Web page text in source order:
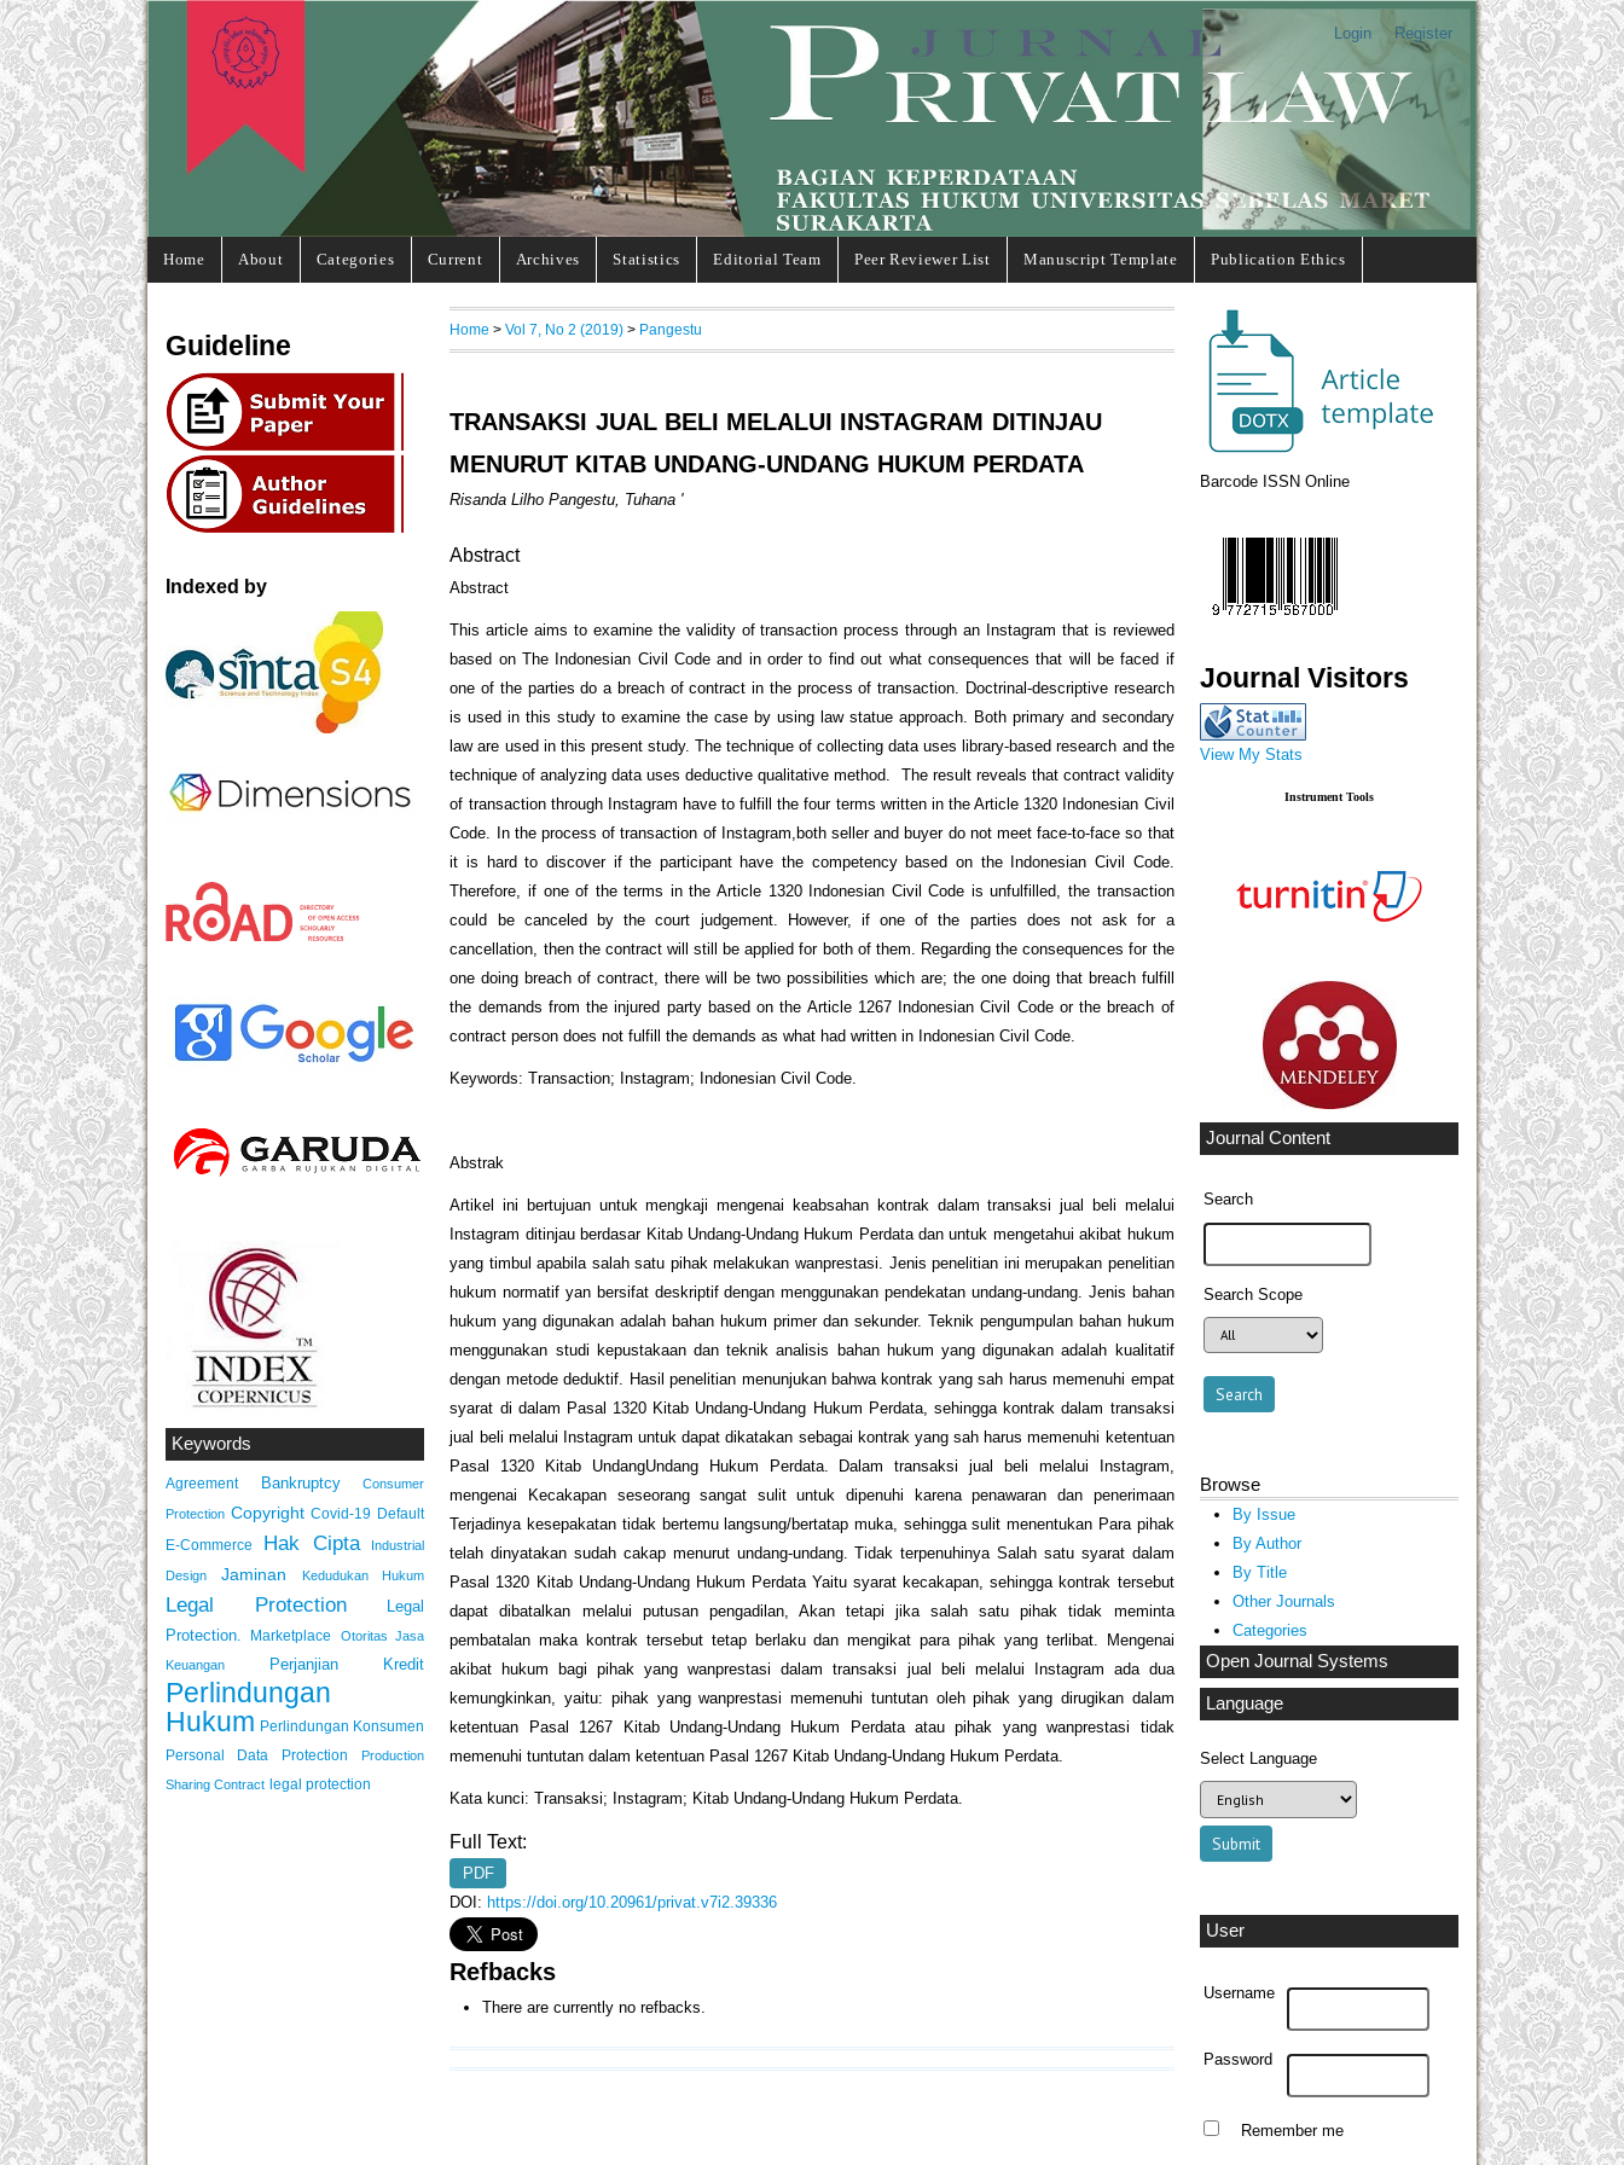
Login Register
Home About Categories Current Archives Statistics Editorial Team Peer Reviewer List Manuscript Template Publication Ethics
Barcode ISSN Online
Journal Visitors
View My Stats
Instrument Tools
Journal Content
Search
Search Scope
Browse
By Issue
By Author
By Title
Other Journals
Categories
Open Journal Systems
Language
Select Language
User
Username
Password
Remember me
Guideline
Indexed by
Keywords
Agreement Bankruptcy Consumer
Protection Copyright Covid-19 Default
E-Commerce
Hak Cipta Industrial
Design Jaminan Kedudukan Hukum
Legal Protection
Legal
Protection.
Marketplace
Otoritas Jasa
Keuangan
Perjanjian Kredit
Perlindungan
Hukum Perlindungan Konsumen
Personal Data Protection
Production
Sharing Contract legal protection
Home >Vol 7, No 2 (2019) > Pangestu
TRANSAKSI JUAL BELI MELALUI INSTAGRAM DITINJAU
MENURUT KITAB UNDANG-UNDANG HUKUM PERDATA
Risanda Lilho Pangestu, Tuhana '
Abstract
Abstract
This article aims to examine the validity of transaction process through an Instagram that is reviewed
based on The Indonesian Civil Code and in order to find out what consequences that will be faced if
one of the parties do a breach of contract in the process of transaction. Doctrinal-descriptive research
is used in this study to examine the case by using law statue approach. Both primary and secondary
law are used in this present study. The technique of collecting data uses library-based research and the
technique of analyzing data uses deductive qualitative method. The result reveals that contract validity
of transaction through Instagram have to fulfill the four terms written in the Article 1320 Indonesian Civil
Code. In the process of transaction of Instagram,both seller and buyer do not meet face-to-face so that
it is hard to discover if the participant have the competency based on the Indonesian Civil Code.
Therefore, if one of the terms in the Article 1320 Indonesian Civil Code is unfulfilled, the transaction
could be canceled by the court judgement. However, if one of the parties does not ask for a
cancellation, then the contract will still be applied for both of them. Regarding the consequences for the
one doing breach of contract, there will be two possibilities which are; the one doing that breach fulfill
the demands from the injured party based on the Article 1267 Indonesian Civil Code or the breach of
contract person does not fulfill the demands as what had written in Indonesian Civil Code.
Keywords: Transaction; Instagram; Indonesian Civil Code.
Abstrak
Artikel ini bertujuan untuk mengkaji mengenai keabsahan kontrak dalam transaksi jual beli melalui
Instagram ditinjau berdasar Kitab Undang-Undang Hukum Perdata dan untuk mengetahui akibat hukum
yang timbul apabila salah satu pihak melakukan wanprestasi. Jenis penelitian ini merupakan penelitian
hukum normatif yan bersifat deskriptif dengan menggunakan pendekatan undang-undang. Jenis bahan
hukum yang digunakan adalah bahan hukum primer dan sekunder. Teknik pengumpulan bahan hukum
menggunakan studi kepustakaan dan teknik analisis bahan hukum yang digunakan adalah kualitatif
dengan metode deduktif. Hasil penelitian menunjukan bahwa kontrak yang sah harus memenuhi empat
syarat di dalam Pasal 1320 Kitab Undang-Undang Hukum Perdata, sehingga kontrak dalam transaksi
jual beli melalui Instagram untuk dapat dikatakan sebagai kontrak yang sah harus memenuhi ketentuan
Pasal 1320 Kitab UndangUndang Hukum Perdata. Dalam transaksi jual beli melalui Instagram,
mengenai Kecakapan seseorang sangat sulit untuk dipenuhi karena penawaran dan penerimaan
Terjadinya kesepakatan tidak bertemu langsung/bertatap muka, sehingga sulit menentukan Para pihak
telah dinyatakan sudah cakap menurut undang-undang. Tidak terpenuhinya Salah satu syarat dalam
Pasal 1320 Kitab Undang-Undang Hukum Perdata Yaitu syarat kecakapan, sehingga kontrak tersebut
dapat dibatalkan melalui putusan pengadilan, Akan tetapi jika salah satu pihak tidak meminta
pembatalan maka kontrak tersebut tetap berlaku dan mengikat para pihak yang terlibat. Mengenai
akibat hukum bagi pihak yang wanprestasi dalam transaksi jual beli melalui Instagram ada dua
kemungkinkan, yaitu: pihak yang wanprestasi memenuhi tuntutan oleh pihak yang dirugikan dalam
ketentuan Pasal 1267 Kitab Undang-Undang Hukum Perdata atau pihak yang wanprestasi tidak
memenuhi tuntutan dalam ketentuan Pasal 1267 Kitab Undang-Undang Hukum Perdata.
Kata kunci: Transaksi; Instagram; Kitab Undang-Undang Hukum Perdata.
Full Text:
PDF
DOI: https://doi.org/10.20961/privat.v7i2.39336
Refbacks
There are currently no refbacks.